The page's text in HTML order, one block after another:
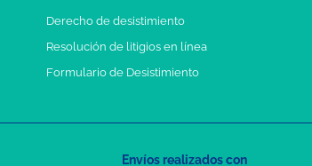
Derecho de desistimiento
Resolución de litigios en línea
Formulario de Desistimiento
Envíos realizados con